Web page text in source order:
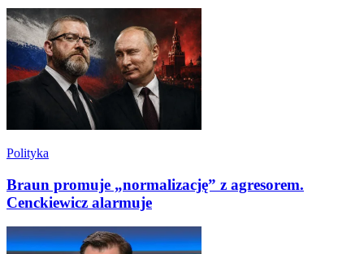
Polityka
Braun promuje „normalizację” z agresorem.
Cenckiewicz alarmuje